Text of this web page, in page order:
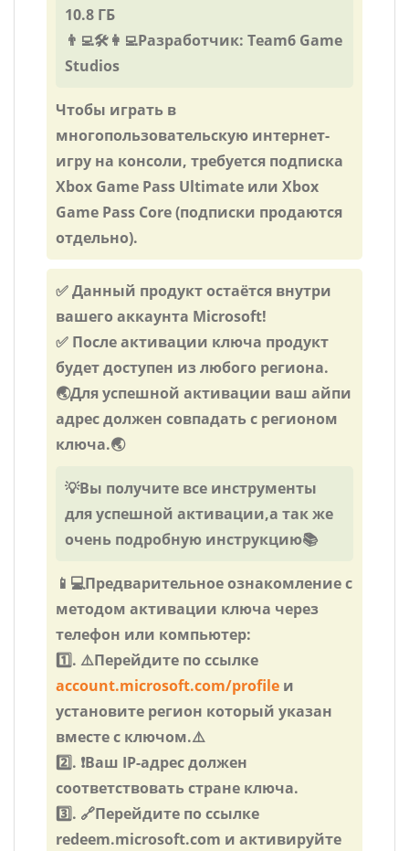
10.8 ГБ
👨‍💻🛠️👩‍💻Разработчик: Team6 Game
Studios
Чтобы играть в
многопользовательскую интернет-
игру на консоли, требуется подписка
Xbox Game Pass Ultimate или Xbox
Game Pass Core (подписки продаются
отдельно).
✅ Данный продукт остаётся внутри
вашего аккаунта Microsoft!
✅ После активации ключа продукт
будет доступен из любого региона.
🌏Для успешной активации ваш айпи
адрес должен совпадать с регионом
ключа.🌏
💡Вы получите все инструменты
для успешной активации,а так же
очень подробную инструкцию📚
📱💻Предварительное ознакомление с
методом активации ключа через
телефон или компьютер:
1️⃣. ⚠️Перейдите по ссылке
account.microsoft.com/profile и
установите регион который указан
вместе с ключом.⚠️
2️⃣. ❗Ваш IP-адрес должен
соответствовать стране ключа.
3️⃣. 🔗Перейдите по ссылке
redeem.microsoft.com и активируйте